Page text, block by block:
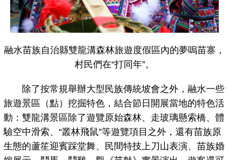
融水苗族自治縣雙龍溝森林旅遊度假區內的夢嗚苗寨，
村民們在“打同年”。
除了按常規舉辦大型民族傳統坡會之外，融水一些
旅遊景區（點）挖掘特色，結合節日開展當地的特色活
動：雙龍溝景區除了遊覽原始森林、走玻璃懸索橋、體
驗空中滑索、“叢林飛鼠”等遊覽項目之外，還有苗族原
生態的蘆笙迎賓踩堂舞、民間特技上刀山表演、苗族婚